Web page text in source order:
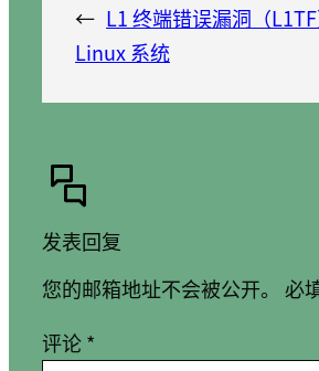
← L1 终端错误漏洞（
Linux 系统
发表回复
您的邮箱地址不会被公开。 必
评论*